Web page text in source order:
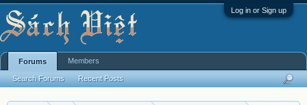
Log in or Sign up
Forums
Search Forums Recent Posts
Members